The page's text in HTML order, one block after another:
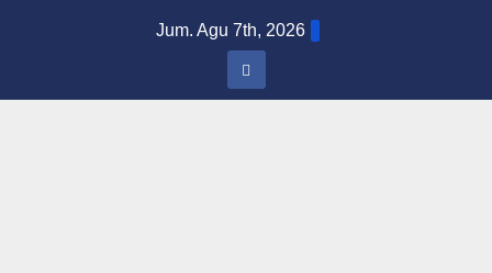
Jum. Agu 7th, 2026